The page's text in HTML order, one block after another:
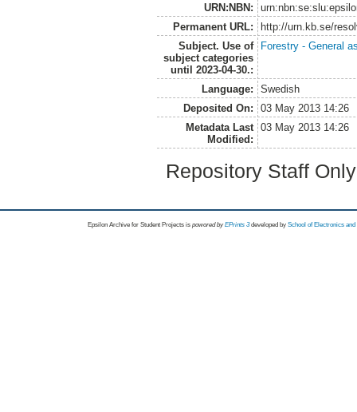
URN:NBN:
Permanent URL:
http://urn.kb.se/
Subject. Use of
subject categories
until 2023-04-30.:
Forestry - General
Language:
Swedish
Deposited On:
03 May 2013 14:26
Metadata Last
Modified:
03 May 2013 14:26
Repository Staff
Epsilon Archive for Student Projects is powored byEPrints 3 developed by School of Electronics